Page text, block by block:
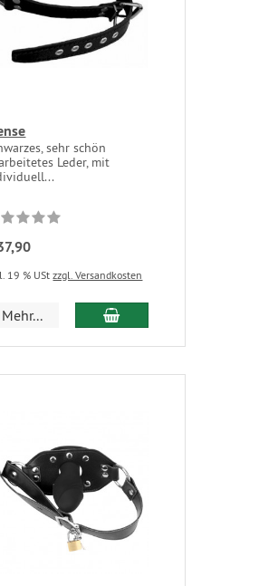
sehr schön
Leder, mit
19 % UStzzgl. Versandkosten
Mehr...